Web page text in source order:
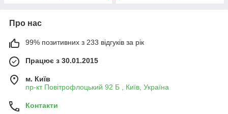
Про нас
99% позитивних з 233 відгуків за рік
Працює з 30.01.2015
м. Київ
пр-кт Повітрофлоцький 92 Б , Київ, Україна
Контакти